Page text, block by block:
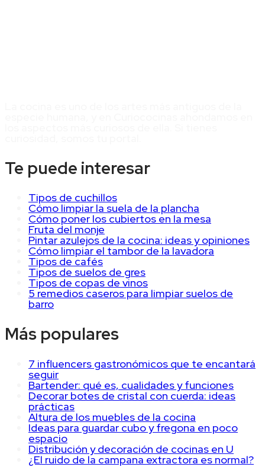
Te puede interesar
Tipos de cuchillos
Cómo limpiar la suela de la plancha
Cómo poner los cubiertos en la mesa
Fruta del monje
Pintar azulejos de la cocina: ideas y opiniones
Cómo limpiar el tambor de la lavadora
Tipos de cafés
Tipos de suelos de gres
Tipos de copas de vinos
5 remedios caseros para limpiar suelos de
barro
Más populares
7 influencers gastronómicos que te encantará
seguir
Bartender: qué es, cualidades y funciones
Decorar botes de cristal con cuerda: ideas
prácticas
Altura de los muebles de la cocina
Ideas para guardar cubo y fregona en poco
espacio
Distribución y decoración de cocinas en U
¿El ruido de la campana extractora es normal?